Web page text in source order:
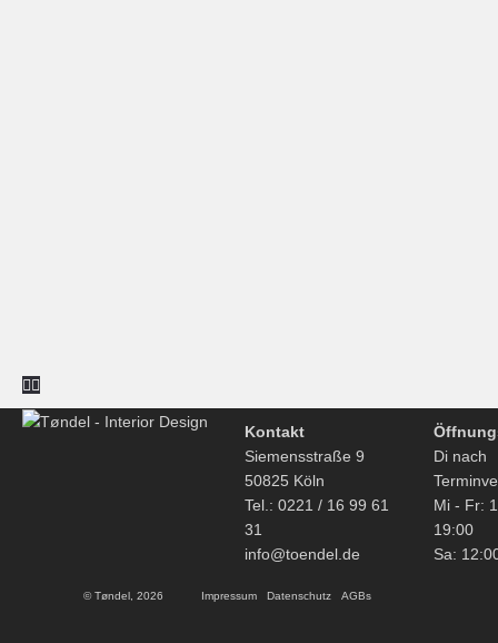
Kontakt
Siemensstraße 9
50825 Köln
Tel.: 0221 / 16 99 61
31
info@toendel.de
Di nach
Mi - Fr:
19:00
Sa:
© Tøndel, 2026 Impressum Datenschutz AGBs